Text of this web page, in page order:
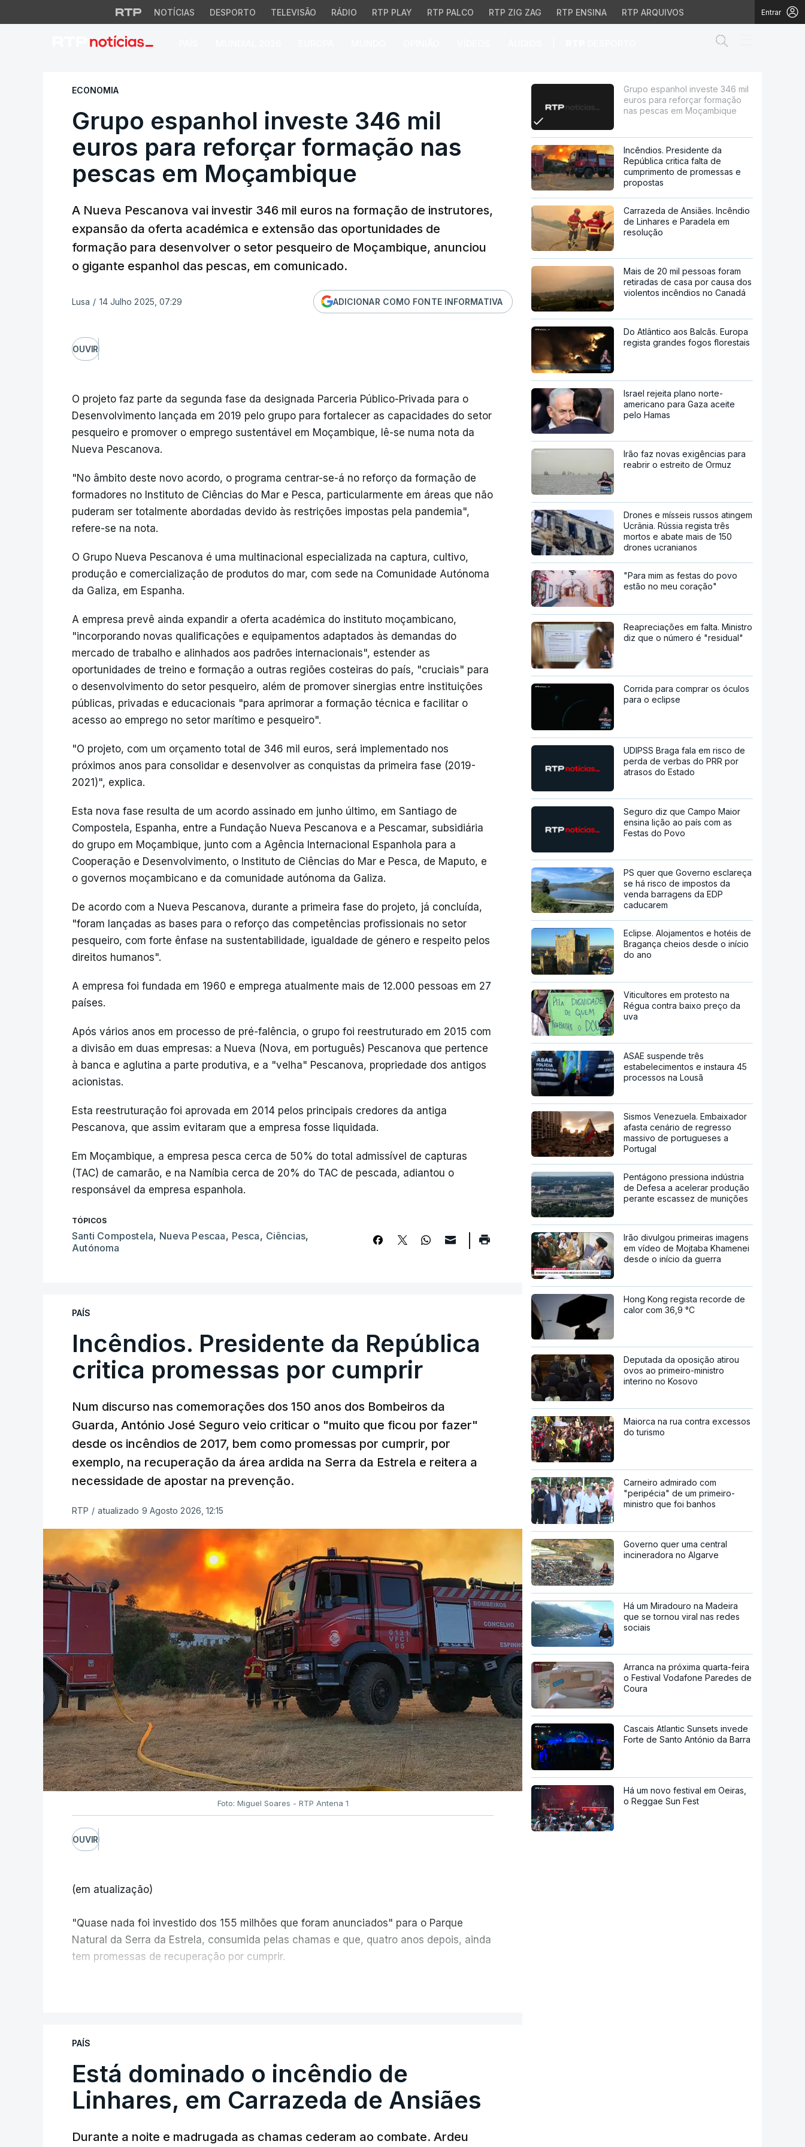
NOTÍCIAS DESPORTO TELEVISÃO RÁDIO RTP PLAY RTP PALCO RTP ZIG ZAG RTP ENSINA RTP ARQUIVOS Entrar
Grupo espanhol investe 346 mil euros para reforçar formação
ECONOMIA
Grupo espanhol investe 346 mil
euros para reforçar formação nas
pescas em Moçambique
A Nueva Pescanova vai investir 346 mil euros na formação de instrutores,
expansão da oferta académica e extensão das oportunidades de
formação para desenvolver o setor pesqueiro de Moçambique, anunciou
o gigante espanhol das pescas, em comunicado.
Lusa / 14 Julho 2025, 07:29 ADICIONAR COMO FONTE INFORMATIVA
OUVIR
O projeto faz parte da segunda fase da designada Parceria Público-Privada para o
Desenvolvimento lançada em 2019 pelo grupo para fortalecer as capacidades do setor
pesqueiro e promover o emprego sustentável em Moçambique, lê-se numa nota da
Nueva Pescanova.
"No âmbito deste novo acordo, o programa centrar-se-á no reforço da formação de
formadores no Instituto de Ciências do Mar e Pesca, particularmente em áreas que não
puderam ser totalmente abordadas devido às restrições impostas pela pandemia",
refere-se na nota.
O Grupo Nueva Pescanova é uma multinacional especializada na captura, cultivo,
produção e comercialização de produtos do mar, com sede na Comunidade Autónoma
da Galiza, em Espanha.
A empresa prevê ainda expandir a oferta académica do instituto moçambicano,
"incorporando novas qualificações e equipamentos adaptados às demandas do
mercado de trabalho e alinhados aos padrões internacionais", estender as
oportunidades de treino e formação a outras regiões costeiras do país, "cruciais" para
o desenvolvimento do setor pesqueiro, além de promover sinergias entre instituições
públicas, privadas e educacionais "para aprimorar a formação técnica e facilitar o
acesso ao emprego no setor marítimo e pesqueiro".
"O projeto, com um orçamento total de 346 mil euros, será implementado nos
próximos anos para consolidar e desenvolver as conquistas da primeira fase (2019-
2021)", explica.
Esta nova fase resulta de um acordo assinado em junho último, em Santiago de
Compostela, Espanha, entre a Fundação Nueva Pescanova e a Pescamar, subsidiária
do grupo em Moçambique, junto com a Agência Internacional Espanhola para a
Cooperação e Desenvolvimento, o Instituto de Ciências do Mar e Pesca, de Maputo, e
o governos moçambicano e da comunidade autónoma da Galiza.
De acordo com a Nueva Pescanova, durante a primeira fase do projeto, já concluída,
"foram lançadas as bases para o reforço das competências profissionais no setor
pesqueiro, com forte ênfase na sustentabilidade, igualdade de género e respeito pelos
direitos humanos".
A empresa foi fundada em 1960 e emprega atualmente mais de 12.000 pessoas em 27
países.
Após vários anos em processo de pré-falência, o grupo foi reestruturado em 2015 com
a divisão em duas empresas: a Nueva (Nova, em português) Pescanova que pertence
à banca e aglutina a parte produtiva, e a "velha" Pescanova, propriedade dos antigos
acionistas.
Esta reestruturação foi aprovada em 2014 pelos principais credores da antiga
Pescanova, que assim evitaram que a empresa fosse liquidada.
Em Moçambique, a empresa pesca cerca de 50% do total admissível de capturas
(TAC) de camarão, e na Namíbia cerca de 20% do TAC de pescada, adiantou o
responsável da empresa espanhola.
TÓPICOS
Santi Compostela, Nueva Pescaa, Pesca, Ciências,
Autónoma
PAÍS
Incêndios. Presidente da República
critica promessas por cumprir
Num discurso nas comemorações dos 150 anos dos Bombeiros da
Guarda, António José Seguro veio criticar o "muito que ficou por fazer"
desde os incêndios de 2017, bem como promessas por cumprir, por
exemplo, na recuperação da área ardida na Serra da Estrela e reitera a
necessidade de apostar na prevenção.
RTP / atualizado 9 Agosto 2026, 12:15
Foto: Miguel Soares - RTP Antena 1
OUVIR
(em atualização)
"Quase nada foi investido dos 155 milhões que foram anunciados" para o Parque
Natural da Serra da Estrela, consumida pelas chamas e que, quatro anos depois, ainda
tem promessas de recuperação por cumprir.
ERRO 100
ERROR ON HTML5 MEDIA ELEMENT
PAÍS
Está dominado o incêndio de
Linhares, em Carrazeda de Ansiães
Durante a noite e madrugada as chamas cederam ao combate. Ardeu
Grupo espanhol investe 346 mil
euros para reforçar formação
nas pescas em Moçambique
Incêndios. Presidente da
República critica falta de
cumprimento de promessas e
propostas
Carrazeda de Ansiães. Incêndio
de Linhares e Paradela em
resolução
Mais de 20 mil pessoas foram
retiradas de casa por causa dos
violentos incêndios no Canadá
Do Atlântico aos Balcãs. Europa
regista grandes fogos florestais
Israel rejeita plano norte-
americano para Gaza aceite
pelo Hamas
Irão faz novas exigências para
reabrir o estreito de Ormuz
Drones e mísseis russos atingem
Ucrânia. Rússia regista três
mortos e abate mais de 150
drones ucranianos
"Para mim as festas do povo
estão no meu coração"
Reapreciações em falta. Ministro
diz que o número é "residual"
Corrida para comprar os óculos
para o eclipse
UDIPSS Braga fala em risco de
perda de verbas do PRR por
atrasos do Estado
Seguro diz que Campo Maior
ensina lição ao país com as
Festas do Povo
PS quer que Governo esclareça
se há risco de impostos da
venda barragens da EDP
caducarem
Eclipse. Alojamentos e hotéis de
Bragança cheios desde o início
do ano
Viticultores em protesto na
Régua contra baixo preço da
uva
ASAE suspende três
estabelecimentos e instaura 45
processos na Lousã
Sismos Venezuela. Embaixador
afasta cenário de regresso
massivo de portugueses a
Portugal
Pentágono pressiona indústria
de Defesa a acelerar produção
perante escassez de munições
Irão divulgou primeiras imagens
em vídeo de Mojtaba Khamenei
desde o início da guerra
Hong Kong regista recorde de
calor com 36,9 °C
Deputada da oposição atirou
ovos ao primeiro-ministro
interino no Kosovo
Maiorca na rua contra excessos
do turismo
Carneiro admirado com
"peripécia" de um primeiro-
ministro que foi banhos
Governo quer uma central
incineradora no Algarve
Há um Miradouro na Madeira
que se tornou viral nas redes
sociais
Arranca na próxima quarta-feira
o Festival Vodafone Paredes de
Coura
Cascais Atlantic Sunsets invede
Forte de Santo António da Barra
Há um novo festival em Oeiras,
o Reggae Sun Fest